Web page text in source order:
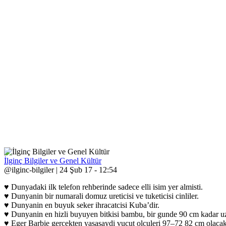
İlginç Bilgiler ve Genel Kültür
@ilginc-bilgiler | 24 Şub 17 - 12:54
♥ Dunyadaki ilk telefon rehberinde sadece elli isim yer almisti.
♥ Dunyanin bir numarali domuz ureticisi ve tuketicisi cinliler.
♥ Dunyanin en buyuk seker ihracatcisi Kuba’dir.
♥ Dunyanin en hizli buyuyen bitkisi bambu, bir gunde 90 cm kadar
♥ Eger Barbie gercekten yasasaydi vucut olculeri 97–72 82 cm